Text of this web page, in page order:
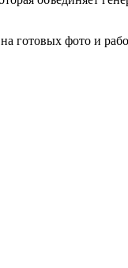
готовых фото и